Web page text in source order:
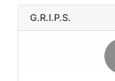
G.R.I.P.S.